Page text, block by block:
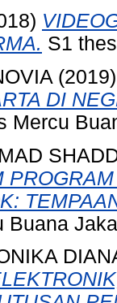
S1
DI
Mercu
Buana